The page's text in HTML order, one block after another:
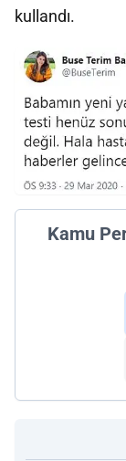
kullandı.
Kamu